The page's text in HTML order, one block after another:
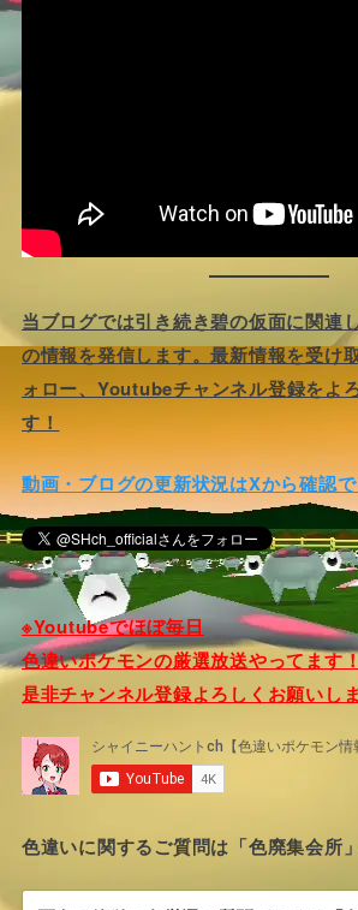
当ブログでは引き続き碧の仮面に関連
の情報を発信します。最新情報を受け
ォロー、Youtubeチャンネル登録をよ
す！
動画・ブログの更新状況はXから確認で
※Youtubeでほぼ毎日
色違いポケモンの厳選放送やってます
是非チャンネル登録よろしくお願いし
色違いに関するご質問は「色廃集会所